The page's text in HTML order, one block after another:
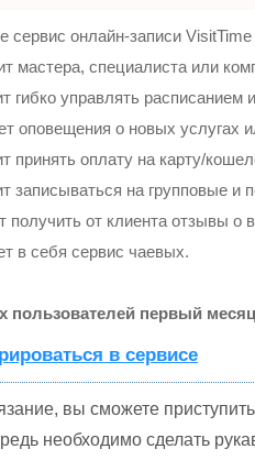
сервис онлайн-записи
мастера, специалиста или
гибко управлять расписанием и
оповещения о новых услугах
принять оплату на карту/
записываться на групповые и
от клиента отзывы о
в себя сервис чаевых.
пользователей первый
в сервисе
вы сможете
необходимо сделать